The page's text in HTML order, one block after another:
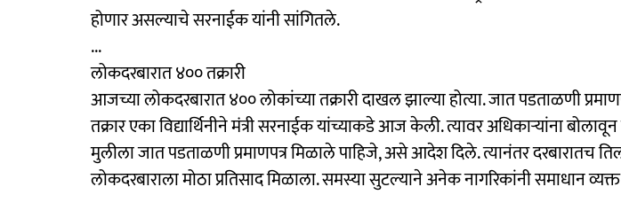
होणार असल्याचे सरनाईक यांनी सांगितले.
...
लोकदरबारात ४०० तक्रारी
आजच्या लोकदरबारात ४०० लोकांच्या तक्रारी दाखल झाल्या होत्या. जात पडताळणी
तक्रार एका विद्यार्थिनीने मंत्री सरनाईक यांच्याकडे आज केली. त्यावर अधिकाऱ्यांना
मुलीला जात पडताळणी प्रमाणपत्र मिळाले पाहिजे, असे आदेश दिले. त्यानंतर दरबारातच
लोकदरबाराला मोठा प्रतिसाद मिळाला. समस्या सुटल्याने अनेक नागरिकांनी समाधान